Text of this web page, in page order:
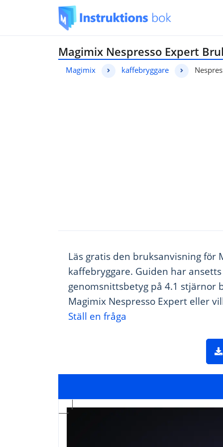
Magimix Nespresso Expert
Magimix kaffebryggare
Läs gratis den bruksanvisning för
kaffebryggare. Guiden har
genomsnittsbetyg på 4.1 stjärnor
Magimix Nespresso Expert eller
Ställ en fråga